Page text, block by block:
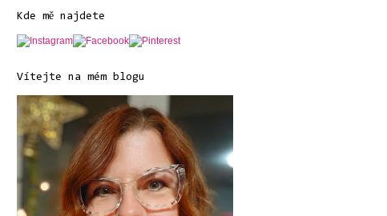
Kde mě najdete
Vítejte na mém blogu